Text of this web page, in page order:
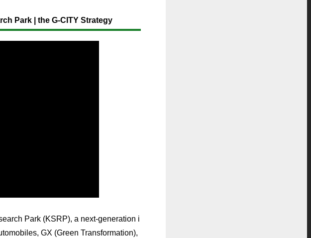
Park | the G-CITY Strategy
Park (KSRP), a next-generation i
GX (Green Transformation),